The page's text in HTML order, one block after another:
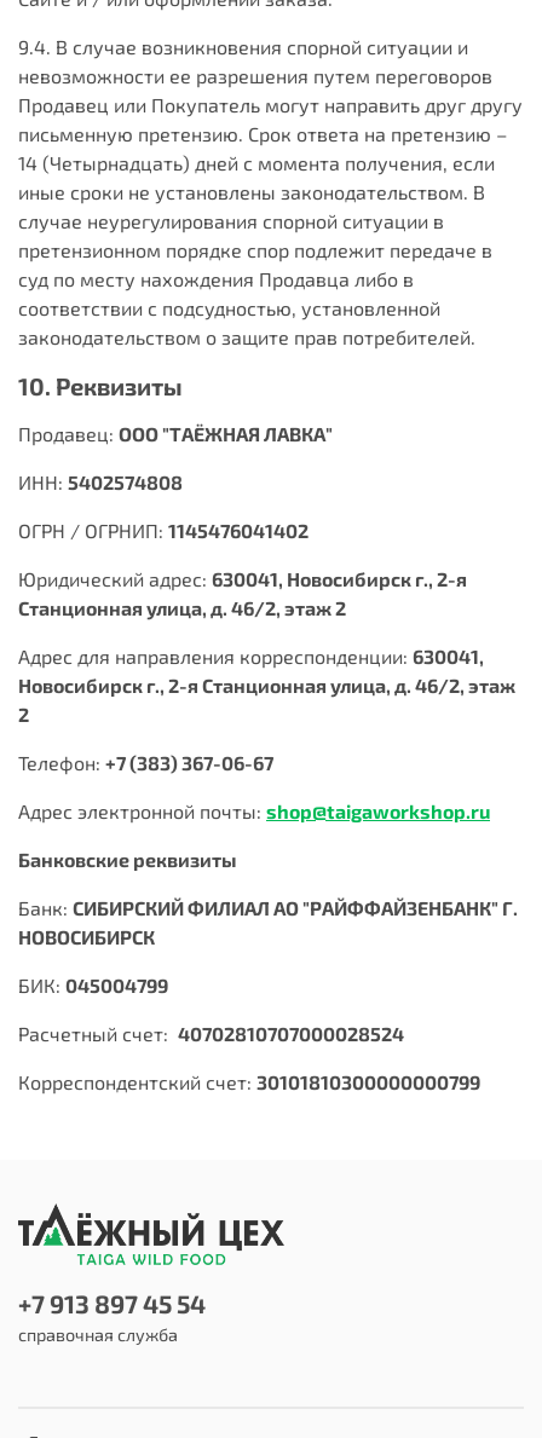
9.4. В случае возникновения спорной ситуации и
невозможности ее разрешения путем переговоров
Продавец или Покупатель могут направить друг другу
письменную претензию. Срок ответа на претензию –
14 (Четырнадцать) дней с момента получения, если
иные сроки не установлены законодательством. В
случае неурегулирования спорной ситуации в
претензионном порядке спор подлежит передаче в
суд по месту нахождения Продавца либо в
соответствии с подсудностью, установленной
законодательством о защите прав потребителей.
10. Реквизиты
Продавец: ООО "ТАЁЖНАЯ ЛАВКА"
ИНН: 5402574808
ОГРН / ОГРНИП: 1145476041402
Юридический адрес: 630041, Новосибирск г., 2-я
Станционная улица, д. 46/2, этаж 2
Адрес для направления корреспонденции: 630041,
Новосибирск г., 2-я Станционная улица, д. 46/2, этаж
2
Телефон: +7 (383) 367-06-67
Адрес электронной почты: shop@taigaworkshop.ru
Банковские реквизиты
Банк: СИБИРСКИЙ ФИЛИАЛ АО "РАЙФФАЙЗЕНБАНК" Г.
НОВОСИБИРСК
БИК: 045004799
Расчетный счет: 40702810707000028524
Корреспондентский счет: 30101810300000000799
+7 913 897 45 54
справочная служба